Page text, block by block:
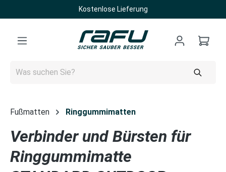
Zum Hauptinhalt springenKostenlose Lieferung
Fußmatten Ringgummimatten
Verbinder und Bürsten für
Ringgummimatte